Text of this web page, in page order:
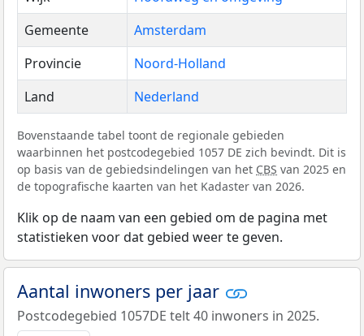
Gemeente
Amsterdam
Provincie
Noord-Holland
Land
Nederland
Bovenstaande tabel toont de regionale gebieden
waarbinnen het postcodegebied 1057 DE zich bevindt. Dit is
op basis van de gebiedsindelingen van het CBS van 2025 en
de topografische kaarten van het Kadaster van 2026.
Klik op de naam van een gebied om de pagina met
statistieken voor dat gebied weer te geven.
Aantal inwoners per jaar
Postcodegebied 1057DE telt 40 inwoners in 2025.